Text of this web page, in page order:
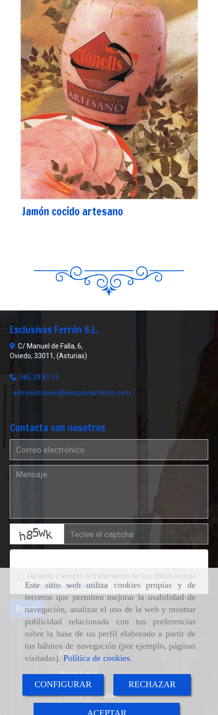
Este sitio web utiliza cookies propias y de
terceros que permiten mejorar la usabilidad de
navegación, analizar el uso de la web y mostrar
publicidad relacionada con tus preferencias
sobre la base de un perfil elaborado a partir de
tus hábitos de navegación (por ejemplo, páginas
visitadas).Política de cookies.
CONFIGURAR RECHAZAR
ACEPTAR
Jamón cocido artesano
Exclusivas Ferrón S.L.
C/ Manuel de Falla, 6,
Oviedo, 33011, (Asturias)
985 29 81 15
administracion
exclusivasferron.com
Contacta con nosotros
He leído y acepto el tratamiento de los datos acorde
a lapolítica de privacidad
Enviar
Inicio
Aviso Legal
Política de cookies